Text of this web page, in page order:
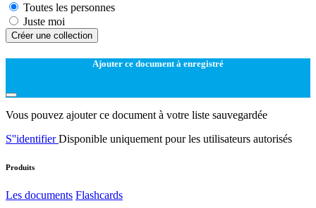
Toutes les personnes
Juste moi
Créer une collection
Ajouter ce document à enregistré
Vous pouvez ajouter ce document à votre liste sauvegardée
S''identifierDisponible uniquement pour les utilisateurs autorisés
Produits
Les documents Flashcards